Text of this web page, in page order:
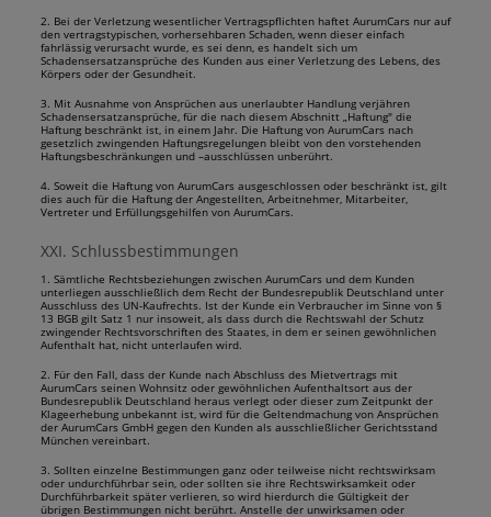
2. Bei der Verletzung wesentlicher Vertragspflichten haftet AurumCars nur auf
den vertragstypischen, vorhersehbaren Schaden, wenn dieser einfach
fahrlässig verursacht wurde, es sei denn, es handelt sich um
Schadensersatzansprüche des Kunden aus einer Verletzung des Lebens, des
Körpers oder der Gesundheit.
3. Mit Ausnahme von Ansprüchen aus unerlaubter Handlung verjähren
Schadensersatzansprüche, für die nach diesem Abschnitt „Haftung" die
Haftung beschränkt ist, in einem Jahr. Die Haftung von AurumCars nach
gesetzlich zwingenden Haftungsregelungen bleibt von den vorstehenden
Haftungsbeschränkungen und –ausschlüssen unberührt.
4. Soweit die Haftung von AurumCars ausgeschlossen oder beschränkt ist, gilt
dies auch für die Haftung der Angestellten, Arbeitnehmer, Mitarbeiter,
Vertreter und Erfüllungsgehilfen von AurumCars.
XXI. Schlussbestimmungen
1. Sämtliche Rechtsbeziehungen zwischen AurumCars und dem Kunden
unterliegen ausschließlich dem Recht der Bundesrepublik Deutschland unter
Ausschluss des UN-Kaufrechts. Ist der Kunde ein Verbraucher im Sinne von §
13 BGB gilt Satz 1 nur insoweit, als dass durch die Rechtswahl der Schutz
zwingender Rechtsvorschriften des Staates, in dem er seinen gewöhnlichen
Aufenthalt hat, nicht unterlaufen wird.
2. Für den Fall, dass der Kunde nach Abschluss des Mietvertrags mit
AurumCars seinen Wohnsitz oder gewöhnlichen Aufenthaltsort aus der
Bundesrepublik Deutschland heraus verlegt oder dieser zum Zeitpunkt der
Klageerhebung unbekannt ist, wird für die Geltendmachung von Ansprüchen
der AurumCars GmbH gegen den Kunden als ausschließlicher Gerichtsstand
München vereinbart.
3. Sollten einzelne Bestimmungen ganz oder teilweise nicht rechtswirksam
oder undurchführbar sein, oder sollten sie ihre Rechtswirksamkeit oder
Durchführbarkeit später verlieren, so wird hierdurch die Gültigkeit der
übrigen Bestimmungen nicht berührt. Anstelle der unwirksamen oder